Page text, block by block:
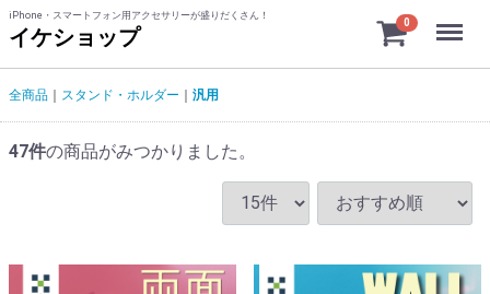
iPhone・スマートフォン用アクセサリーが盛りだくさん！
イケショップ
0 Menu
全商品 スタンド・ホルダー 汎用
47件の商品がみつかりました。